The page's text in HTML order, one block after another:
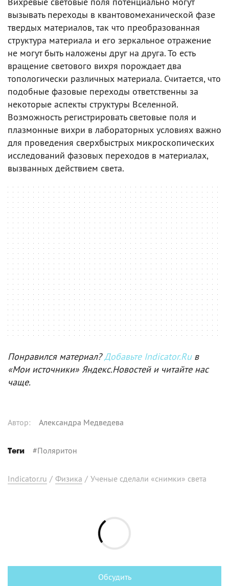
вызывать переходы в квантовомеханической фазе
твердых материалов, так что преобразованная
структура материала и его зеркальное отражение
не могут быть наложены друг на друга. То есть
вращение светового вихря порождает два
топологически различных материала. Считается, что
подобные фазовые переходы ответственны за
некоторые аспекты структуры Вселенной.
Возможность регистрировать световые поля и
плазмонные вихри в лабораторных условиях важно
для проведения сверхбыстрых микроскопических
исследований фазовых переходов в материалах,
вызванных действием света.
Понравился материал?Добавьте Indicator.Ruв
«Мои источники» Яндекс.Новостей и читайте нас
чаще.
Автор: Александра Медведева
Теги #Поляритон
Indicator.ru / Физика / Ученые сделали «снимки» света
Обсудить